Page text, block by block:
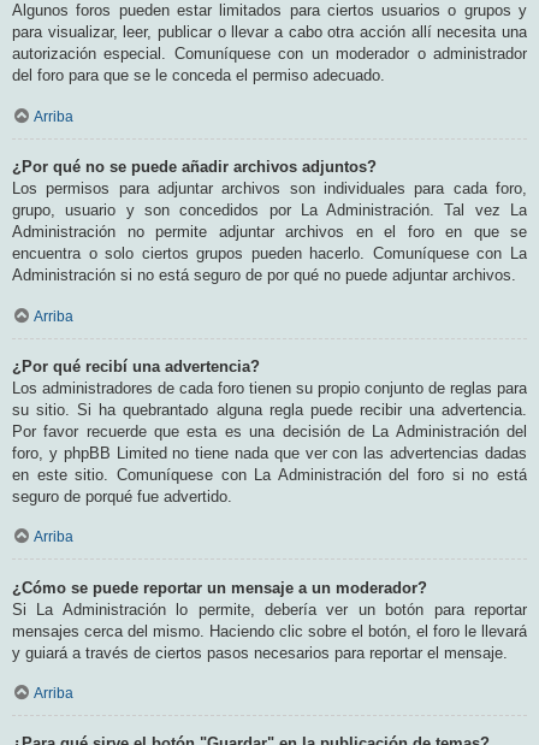
Algunos foros pueden estar limitados para ciertos usuarios o grupos y
para visualizar, leer, publicar o llevar a cabo otra acción allí necesita una
autorización especial. Comuníquese con un moderador o administrador
del foro para que se le conceda el permiso adecuado.
Arriba
¿Por qué no se puede añadir archivos adjuntos?
Los permisos para adjuntar archivos son individuales para cada foro,
grupo, usuario y son concedidos por La Administración. Tal vez La
Administración no permite adjuntar archivos en el foro en que se
encuentra o solo ciertos grupos pueden hacerlo. Comuníquese con La
Administración si no está seguro de por qué no puede adjuntar archivos.
Arriba
¿Por qué recibí una advertencia?
Los administradores de cada foro tienen su propio conjunto de reglas para
su sitio. Si ha quebrantado alguna regla puede recibir una advertencia.
Por favor recuerde que esta es una decisión de La Administración del
foro, y phpBB Limited no tiene nada que ver con las advertencias dadas
en este sitio. Comuníquese con La Administración del foro si no está
seguro de porqué fue advertido.
Arriba
¿Cómo se puede reportar un mensaje a un moderador?
Si La Administración lo permite, debería ver un botón para reportar
mensajes cerca del mismo. Haciendo clic sobre el botón, el foro le llevará
y guiará a través de ciertos pasos necesarios para reportar el mensaje.
Arriba